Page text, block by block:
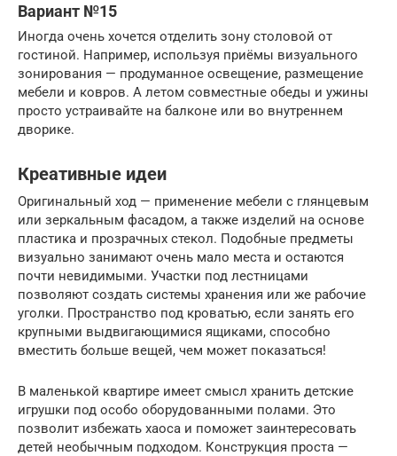
Вариант №15
Иногда очень хочется отделить зону столовой от
гостиной. Например, используя приёмы визуального
зонирования — продуманное освещение, размещение
мебели и ковров. А летом совместные обеды и ужины
просто устраивайте на балконе или во внутреннем
дворике.
Креативные идеи
Оригинальный ход — применение мебели с глянцевым
или зеркальным фасадом, а также изделий на основе
пластика и прозрачных стекол. Подобные предметы
визуально занимают очень мало места и остаются
почти невидимыми. Участки под лестницами
позволяют создать системы хранения или же рабочие
уголки. Пространство под кроватью, если занять его
крупными выдвигающимися ящиками, способно
вместить больше вещей, чем может показаться!
В маленькой квартире имеет смысл хранить детские
игрушки под особо оборудованными полами. Это
позволит избежать хаоса и поможет заинтересовать
детей необычным подходом. Конструкция проста —